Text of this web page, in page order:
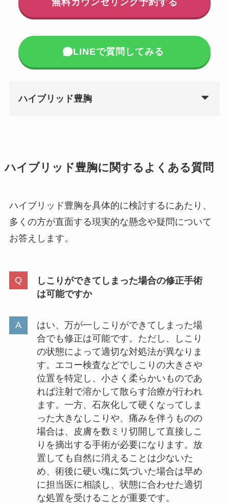
LINEで質問してみる
ハイブリッド豊胸
ハイブリッド豊胸に関するよくある質問
ハイブリッド豊胸を具体的に検討するにあたり、
多くの方が直面する現実的な懸念や疑問について
お答えします。
しこりができてしまった場合の修正手術
は可能ですか
はい、万が一しこりができてしまった場
合でも修正は可能です。ただし、しこり
の状態によって適切な対処法が異なりま
す。エコー検査などでしこりの大きさや
位置を特定し、小さく柔らかいものであ
れば注射で溶かして散らす治療が行われ
ます。一方、石灰化して硬くなってしま
った大きなしこりや、痛みを伴うものの
場合は、皮膚を数ミリ切開して直接しこ
りを摘出する手術が必要になります。放
置しても自然に消えることは少ないた
め、術後に硬い塊に気づいた場合は早め
に担当医に相談し、状態に合わせた適切
な処置を受けることが重要です。